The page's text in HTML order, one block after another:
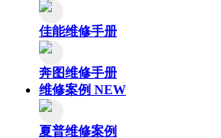
佳能维修手册
奔图维修手册
维修案例 NEW
夏普维修案例